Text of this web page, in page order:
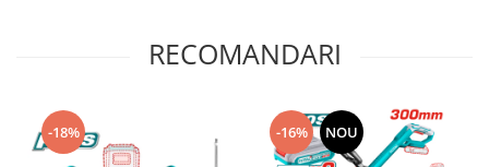
Scule pentru grădină
Suflantă frunze
RECOMANDARI
-18% -16% NOU